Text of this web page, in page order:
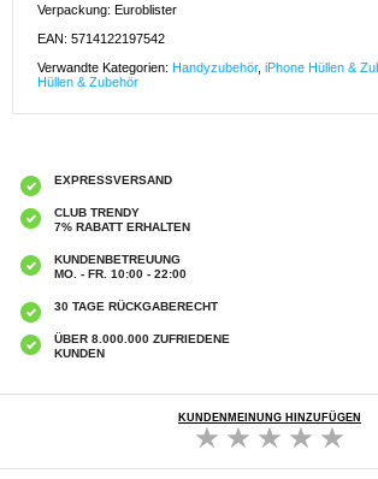
Verpackung: Euroblister
EAN: 5714122197542
Verwandte Kategorien: Handyzubehör, iPhone Hüllen &
Hüllen & Zubehör
EXPRESSVERSAND
CLUB TRENDY
7% RABATT ERHALTEN
KUNDENBETREUUNG
MO. - FR. 10:00 - 22:00
30 TAGE RÜCKGABERECHT
ÜBER 8.000.000 ZUFRIEDENE
KUNDEN
KUNDENMEINUNG HINZUFÜGEN